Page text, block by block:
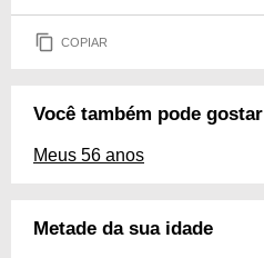
COPIAR
Você também pode gostar
Meus 56 anos
Metade da sua idade